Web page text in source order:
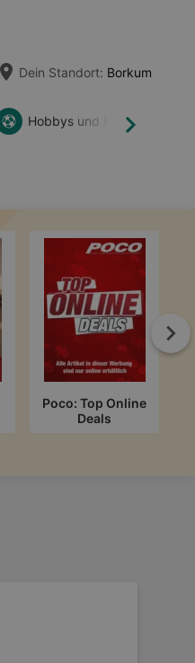
Dein Standort: Borkum
Weiter
Hobbys und Freizeit
Poco: Top Online
Deals